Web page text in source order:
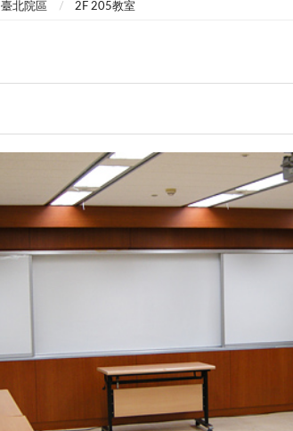
臺北院區 2F 205教室